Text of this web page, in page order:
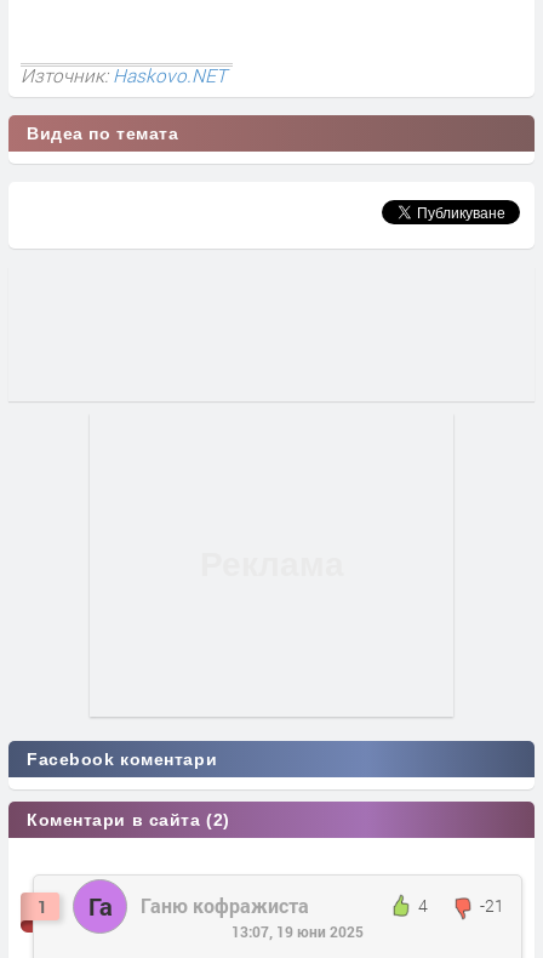
Източник:Haskovo.NET
Видеа по темата
Facebook коментари
Коментари в сайта (2)
1 Га Ганю кофражиста 4 -21
13:07, 19 юни 2025